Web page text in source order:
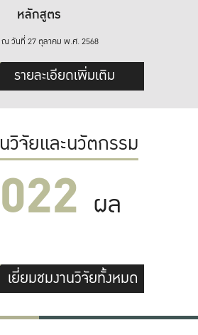
หลักสูตร
วันที่ 27 ตุลาคม พ.ศ. 2568
รายละเอียดเพิ่มเติม
วิจัยและนวัตกรรม
ผล
เยี่ยมชมงานวิจัยทั้งหมด